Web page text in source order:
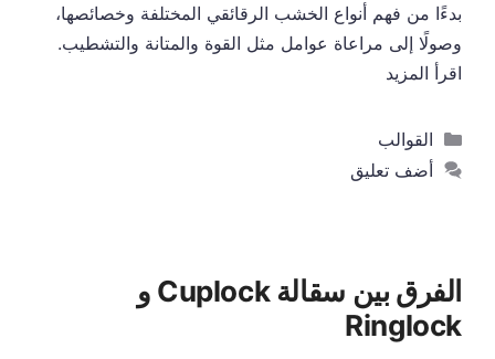
بدءًا من فهم أنواع الخشب الرقائقي المختلفة وخصائصها،
وصولًا إلى مراعاة عوامل مثل القوة والمتانة والتشطيب.
اقرأ المزيد
التصنيفات
القوالب
أضف تعليق
الفرق بين سقالة Cuplock و
Ringlock